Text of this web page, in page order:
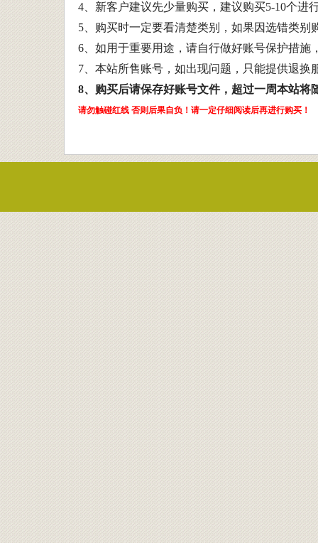
4、新客户建议先少量购买，建议购买5-10个进
5、购买时一定要看清楚类别，如果因选错类别
6、如用于重要用途，请自行做好账号保护措
7、本站所售账号，如出现问题，只能提供退换
8、购买后请保存好账号文件，超过一周本站将
请勿触碰红线 否则后果自负！请一定仔细阅读后再进行购买！